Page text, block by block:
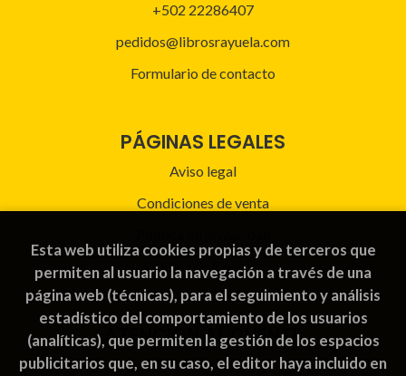
+502 22286407
pedidos@librosrayuela.com
Formulario de contacto
PÁGINAS LEGALES
Aviso legal
Condiciones de venta
Política de Cookies
ATENCIÓN AL CLIENTE
Quiénes somos
Esta web utiliza cookies propias y de terceros que
permiten al usuario la navegación a través de una
página web (técnicas), para el seguimiento y análisis
estadístico del comportamiento de los usuarios
(analíticas), que permiten la gestión de los espacios
publicitarios que, en su caso, el editor haya incluido en